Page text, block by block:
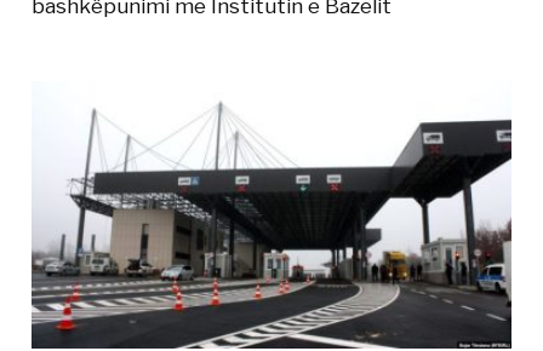
bashkëpunimi me Institutin e Bazelit